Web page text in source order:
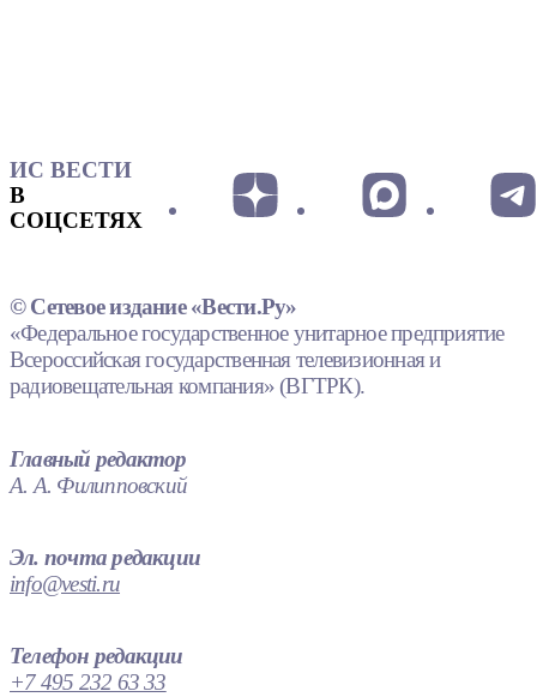
ИС ВЕСТИ
В
СОЦСЕТЯХ
© Сетевое издание «Вести.Ру»
«Федеральное государственное унитарное предприятие
Всероссийская государственная телевизионная и
радиовещательная компания» (ВГТРК).
Главный редактор
А. А. Филипповский
Эл. почта редакции
info@vesti.ru
Телефон редакции
+7 495 232 63 33